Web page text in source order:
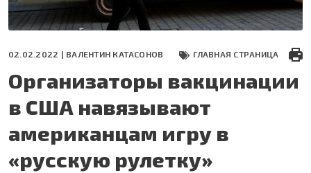
02.02.2022 | ВАЛЕНТИН КАТАСОНОВ ГЛАВНАЯ СТРАНИЦА
Организаторы вакцинации
в США навязывают
американцам игру в
«русскую рулетку»